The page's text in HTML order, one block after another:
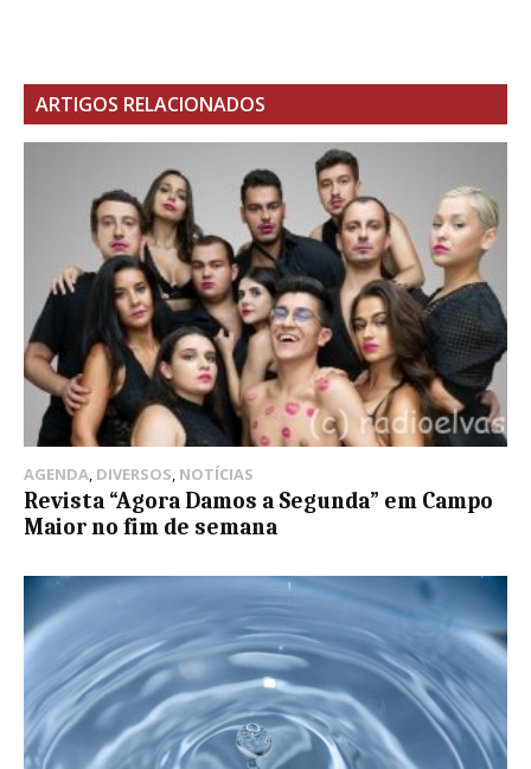
ARTIGOS RELACIONADOS
AGENDA, DIVERSOS, NOTÍCIAS
Revista “Agora Damos a Segunda” em Campo
Maior no fim de semana